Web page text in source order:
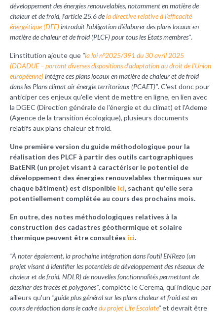
développement des énergies renouvelables, notamment en matière de
chaleur et de froid, l’article 25.6 dela directive relative à l’efficacité
énergétique (DEE)introduit l’obligation d’élaborer des plans locaux en
matière de chaleur et de froid (PLCF) pour tous les États membres".
L'institution ajoute que "la loi n°2025/391 du 30 avril 2025
(DDADUE – portant diverses dispositions d'adaptation au droit de l'Union
européenne)intègre ces plans locaux en matière de chaleur et de froid
dans les Plans climat air énergie territoriaux (PCAET)". C'est donc pour
anticiper ces enjeux qu'elle vient de mettre en ligne, en lien avec
la DGEC (Direction générale de l'énergie et du climat) et l'Ademe
(Agence de la transition écologique), plusieurs documents
relatifs aux plans chaleur et froid.
Une première version du guide méthodologique pour la
réalisation des PLCF à partir des outils cartographiques
BatENR (un projet visant à caractériser le potentiel de
développement des énergies renouvelables thermiques sur
chaque bâtiment) est disponible ici, sachant qu'elle sera
potentiellement complétée au cours des prochains mois.
En outre, des notes méthodologiques relatives à la
construction des cadastres géothermique et solaire
thermique peuvent être consultées ici.
"À noter également, la prochaine intégration dans l'outil ENRezo (un
projet visant à identifier les potentiels de développement des réseaux de
chaleur et de froid, NDLR) de nouvelles fonctionnalités permettant de
dessiner des tracés et polygones", complète le Cerema, qui indique par
ailleurs qu'un "guide plus général sur les plans chaleur et froid est en
cours de rédaction dans le cadredu projet Life Escalate"et devrait être